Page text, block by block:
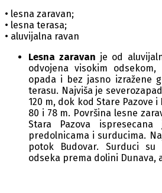
• lesna zaravan;
• lesna terasa;
• aluvijalna ravan
Lesna zaravan je od
odvojena visokim
opada i bez jasno izražene
terasu. Najviša je
120 m, dok kod Stare Pazove
80 i 78 m. Površina lesne
Stara Pazova
predolnicama i surducima.
potok Budovar. Surduci
odseka prema dolini Dunava,